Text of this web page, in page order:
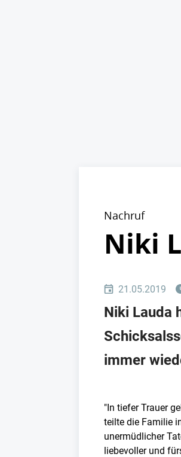
Nachruf
Niki
21.05.2019
Niki Lauda
immer
"In tiefer Trauer
teilte die Familie
unermüdlicher
liebevoller und